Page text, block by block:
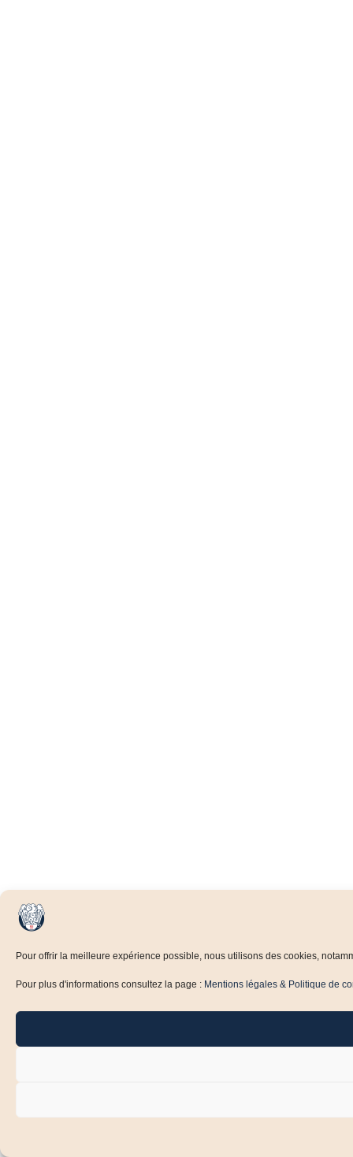
Pour offrir la meilleure expérience possible, nous utilisons des cookies,
Pour plus d'informations consultez la page : Mentions légales & Politique de